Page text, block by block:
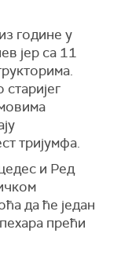
године у
јер са 11
тријумфа.
и Ред
да ће један
прећи